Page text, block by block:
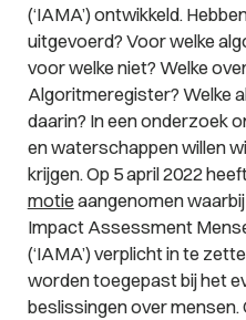
(‘IAMA’) ontwikkeld.
uitgevoerd? Voor welke
voor welke niet? Welke
Algoritmeregister? Welke
daarin? In een onderzoek
en waterschappen willen
krijgen. Op 5 april 2022
motie aangenomen
Impact Assessment
(‘IAMA’) verplicht in te
worden toegepast bij het
beslissingen over mensen.